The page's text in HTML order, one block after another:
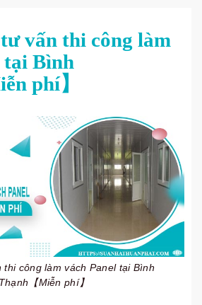
vấn thi công làm
tại Bình
phí】
thi công làm vách Panel tại Bình
Thạnh【Miễn phí】